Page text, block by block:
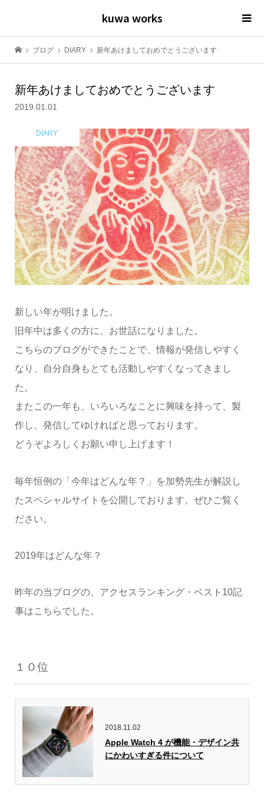
kuwa works
ブログ DIARY 新年あけましておめでとうございます
新年あけましておめでとうございます
2019.01.01
DIARY
新しい年が明けました。
旧年中は多くの方に、お世話になりました。
こちらのブログができたことで、情報が発信しやすく
なり、自分自身もとても活動しやすくなってきまし
た。
またこの一年も、いろいろなことに興味を持って、製
作し、発信してゆければと思っております。
どうぞよろしくお願い申し上げます！
毎年恒例の「今年はどんな年？」を加勢先生が解説し
たスペシャルサイトを公開しております。ぜひご覧く
ださい。
2019年はどんな年？
昨年の当ブログの、アクセスランキング・ベスト10記
事はこちらでした。
１０位
2018.11.02
Apple Watch 4 が機能・デザイン共
にかわいすぎる件について